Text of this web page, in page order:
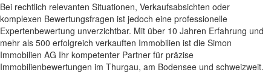
Bei rechtlich relevanten Situationen, Verkaufsabsichten oder
komplexen Bewertungsfragen ist jedoch eine professionelle
Expertenbewertung unverzichtbar. Mit über 10 Jahren Erfahrung und
mehr als 500 erfolgreich verkauften Immobilien ist die Simon
Immobilien AG Ihr kompetenter Partner für präzise
Immobilienbewertungen im Thurgau, am Bodensee und schweizweit.